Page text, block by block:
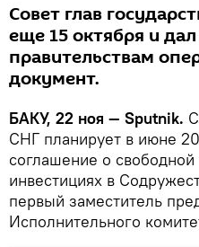
Совет глав
еще 15 октября и
правительствам
документ.
БАКУ, 22 ноя — Sputnik.
СНГ планирует в июне
соглашение о свободной
инвестициях в
первый заместитель
Исполнительного